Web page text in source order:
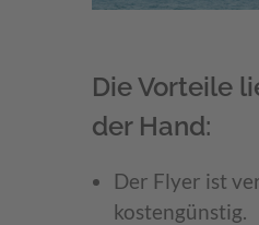
Die Vorteile
der Hand:
Der Flyer ist
kostengünstig.